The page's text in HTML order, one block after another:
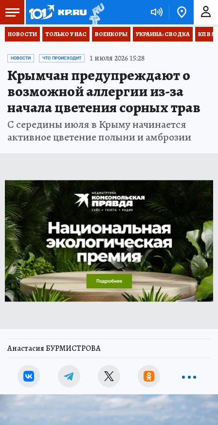
НОВОСТИ ТОЛЬКО У НАС ВОЕНКОРЫ УКРАИНА: СВОДКА КП В
НОВОСТИ ЧТО ПРОИСХОДИТ 1 июля 2026 15:28
Крымчан предупреждают о
возможной аллергии из-за
начала цветения сорных трав
С середины июля в Крыму начинается
активное цветение полыни и амброзии
Анастасия БУРМИСТРОВА